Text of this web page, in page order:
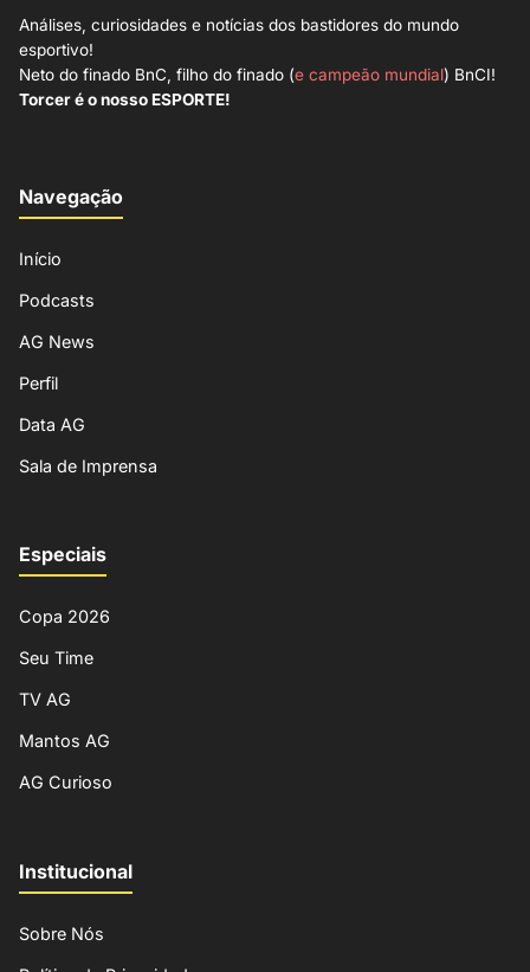
Análises, curiosidades e notícias dos bastidores do mundo
esportivo!
Neto do finado BnC, filho do finado (e campeão mundial) BnCI!
Torcer é o nosso ESPORTE!
Navegação
Início
Podcasts
AG News
Perfil
Data AG
Sala de Imprensa
Especiais
Copa 2026
Seu Time
TV AG
Mantos AG
AG Curioso
Institucional
Sobre Nós